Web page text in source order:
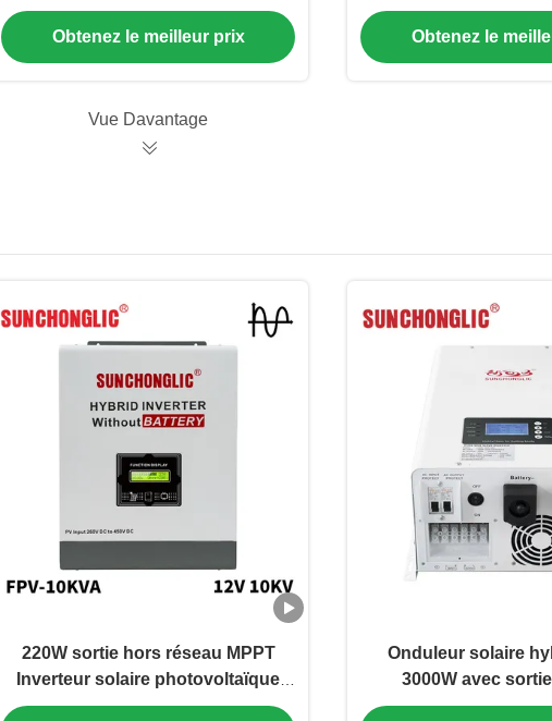
pour convertir 12 V CC en 220 V CA
avec sortie à 50 Hz
Obtenez le meilleur prix
24V CC à 220V AC
5V/1A pour une
puissance
Obtenez le
Vue Davantage
220W sortie hors réseau MPPT
Inverteur solaire photovoltaïque
sans batterie Inverteur solaire
Onduleur solaire
3000W avec
sinusoïdale pure